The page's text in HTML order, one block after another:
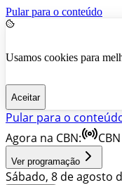
Pular para o conteúdo
Usamos cookies para
Aceitar
Pular para o
Agora na CBN:
Ver programação
Sábado, 8 de agosto